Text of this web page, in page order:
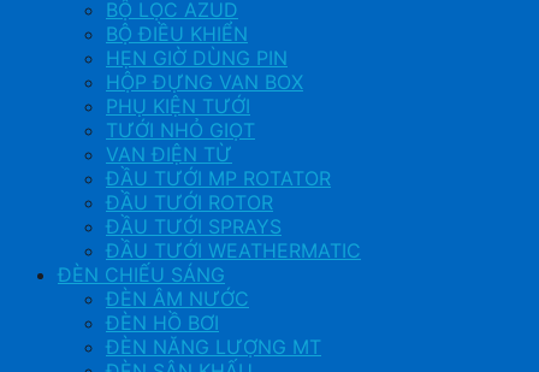
BỘ LỌC AZUD
BỘ ĐIỀU KHIỂN
HẸN GIỜ DÙNG PIN
HỘP ĐỰNG VAN BOX
PHỤ KIỆN TƯỚI
TƯỚI NHỎ GIỌT
VAN ĐIỆN TỪ
ĐẦU TƯỚI MP ROTATOR
ĐẦU TƯỚI ROTOR
ĐẦU TƯỚI SPRAYS
ĐẦU TƯỚI WEATHERMATIC
ĐÈN CHIẾU SÁNG
ĐÈN ÂM NƯỚC
ĐÈN HỒ BƠI
ĐÈN NĂNG LƯỢNG MT